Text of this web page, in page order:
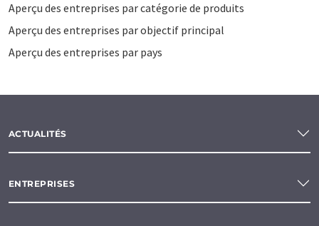
Aperçu des entreprises par catégorie de produits
Aperçu des entreprises par objectif principal
Aperçu des entreprises par pays
ACTUALITÉS
ENTREPRISES